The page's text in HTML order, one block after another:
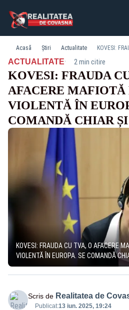
Acasă Știri Actualitate
ACTUALITATE· 2 min citire
KOVESI: FRAUDA
AFACERE MAFIOTĂ
VIOLENTĂ ÎN
COMANDĂ CHIAR
KOVESI: FRAUDA CU TVA, O AFACERE
VIOLENTĂ ÎN EUROPA. SE COMANDĂ
Scris de Realitatea de
Publicat:13 iun. 2025, 19:24